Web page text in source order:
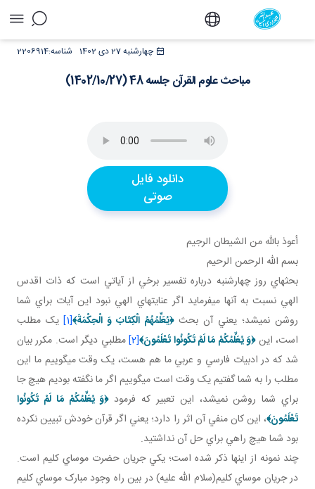
مباحث علوم القرآن جلسه 48 (1402/10/27) - دفترچهارشنبه 27 دی 1402 2206914شناسه:
مباحث علوم القرآن جلسه 48 (1402/10/27)
دانلود فایل
صوتی
أعوذ بالله من الشيطان الرجيم
بسم الله الرحمن الرحيم
بحث هاي روز چهارشنبه درباره تفسير برخي از آياتي است که ذات اقدس
الهي نسبت به آنها مي فرمايد اگر عنايت هاي الهي نبود اين آيات براي شما
روشن نمي شد؛ يعني آن بحث﴿يُعَلِّمُهُمُ الْكِتَابَ وَ الْحِكْمَةَ﴾[1]
يک مطلب
است، اين﴿وَ يُعَلِّمُكُمْ مَا لَمْ تَكُونُوا تَعْلَمُونَ﴾[2] مطلبي ديگر است. مکرر بيان
شد که در ادبيات فارسي و عربي ما هم هست، يک وقت مي گوييم ما اين
مطلب را به شما گفتيم يک وقت است مي گوييم اگر ما نگفته بوديم هيچ جا
براي شما روشن نمي شد، اين تعبير که فرمود﴿وَ يُعَلِّمُكُمْ مَا لَمْ تَكُونُوا
تَعْلَمُونَ﴾، اين کان منفي آن اثر را دارد؛ يعني اگر قرآن خودش تبيين نکرده
بود شما هيچ راهي براي حل آن نداشتيد.
چند نمونه از اينها ذکر شده است؛ يکي جريان حضرت موساي کليم است.
در جريان موساي کليم(سلام الله عليه) در بين راه وجود مبارک موساي کليم